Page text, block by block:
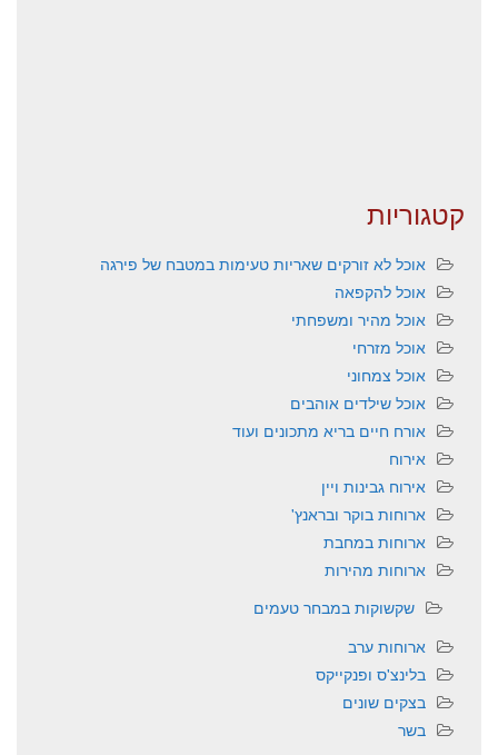
קטגוריות
אוכל לא זורקים שאריות טעימות במטבח של פירגה
אוכל להקפאה
אוכל מהיר ומשפחתי
אוכל מזרחי
אוכל צמחוני
אוכל שילדים אוהבים
אורח חיים בריא מתכונים ועוד
אירוח
אירוח גבינות ויין
ארוחות בוקר ובראנץ'
ארוחות במחבת
ארוחות מהירות
שקשוקות במבחר טעמים
ארוחות ערב
בלינצ'ס ופנקייקס
בצקים שונים
בשר